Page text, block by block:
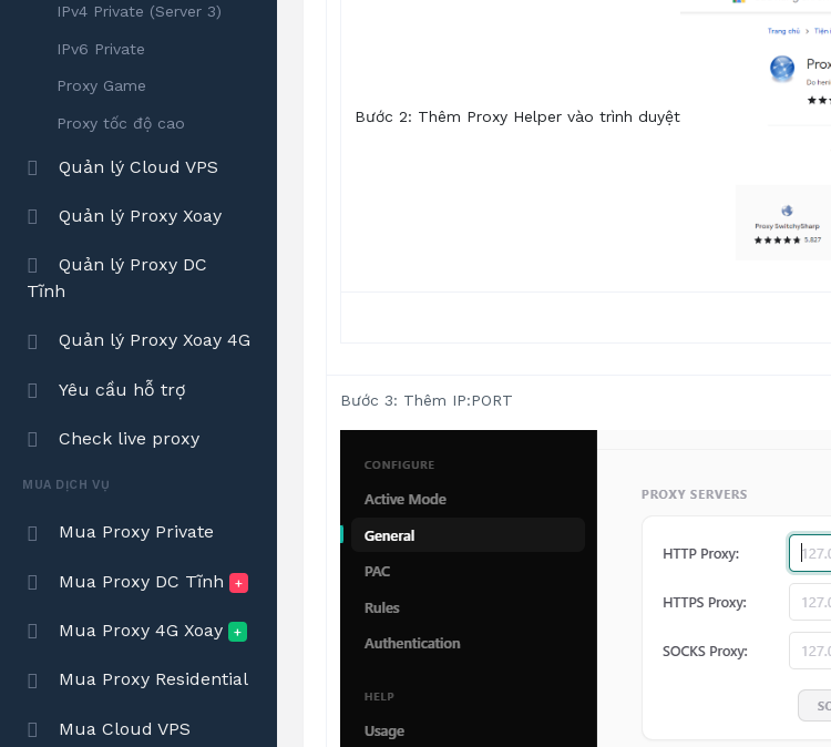
IPv4 Private (Server 3)
IPv6 Private
Proxy Game
Proxy tốc độ cao
Quản lý Cloud VPS
Quản lý Proxy Xoay
Quản lý Proxy DC
Tĩnh
Quản lý Proxy Xoay 4G
Yêu cầu hỗ trợ
Check live proxy
MUA DỊCH VỤ
Mua Proxy Private
Mua Proxy DC Tĩnh +
Mua Proxy 4G Xoay +
Mua Proxy Residential
Mua Cloud VPS
Bước 2: Thêm Proxy Helper vào trình duyệt
Bước 3: Thêm IP:PORT